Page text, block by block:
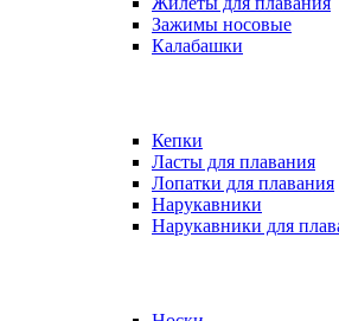
Зажимы носовые
Калабашки
Кепки
Ласты для плавания
Лопатки для плавания
Нарукавники
Нарукавники для